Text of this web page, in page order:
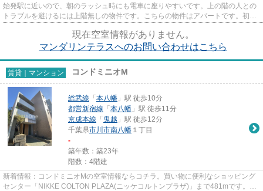
始発駅に近いので、朝のラッシュ時にも電車に座りやすいです。上の階の人との
トラブルを避けるには上階無しの物件です。こちらの物件はアパートです。初期
現在空室情報がありません。
マンダリンテラスへのお問い合わせはこちら
賃貸｜マンション コンドミニオM
総武線 「 本八幡 」駅 徒歩10分
都営新宿線 「 本八幡 」駅 徒歩11分
京成本線 「 鬼越 」駅 徒歩12分
千葉県市川市南八幡 １丁目
-
築年数：築23年
階数：4階建
新着情報：コンドミニオMの空室情報ならコチラ。買い物に便利なショッピング
センター「NIKKE COLTON PLAZA(ニッケコルトンプラザ)」まで481mです。空